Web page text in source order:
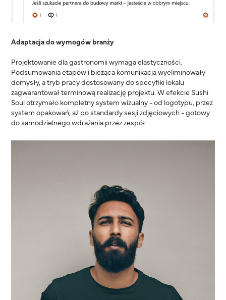
Adaptacja do wymogów branży
Projektowanie dla gastronomii wymaga elastyczności.
Podsumowania etapów i bieżąca komunikacja wyeliminowały
domysły, a tryb pracy dostosowany do specyfiki lokalu
zagwarantował terminową realizację projektu. W efekcie Sushi
Soul otrzymało kompletny system wizualny - od logotypu, przez
system opakowań, aż po standardy sesji zdjęciowych - gotowy
do samodzielnego wdrażania przez zespół.